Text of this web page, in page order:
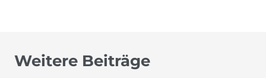
Weitere Beiträge